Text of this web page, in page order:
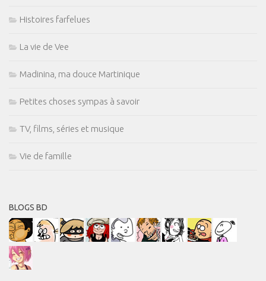
Histoires farfelues
La vie de Vee
Madinina, ma douce Martinique
Petites choses sympas à savoir
TV, films, séries et musique
Vie de famille
BLOGS BD